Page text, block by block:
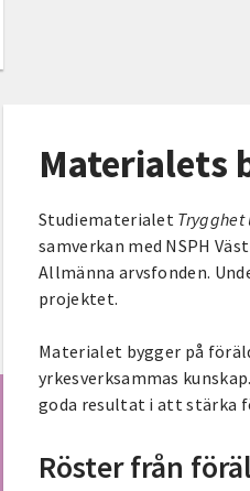
Materialets
Studiematerialet Trygghet
samverkan med NSPH
Allmänna arvsfonden.
projektet.
Materialet bygger på
yrkesverksammas
goda resultat i att stärka
Röster från